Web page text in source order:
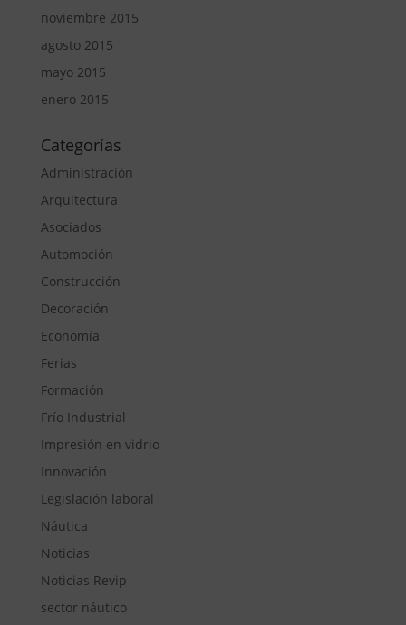
noviembre 2015
agosto 2015
mayo 2015
enero 2015
Categorías
Administración
Arquitectura
Asociados
Automoción
Construcción
Decoración
Economía
Ferias
Formación
Frío Industrial
Impresión en vidrio
Innovación
Legislación laboral
Náutica
Noticias
Noticias Revip
sector náutico